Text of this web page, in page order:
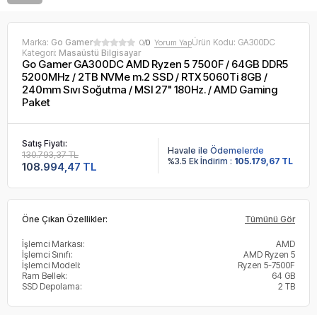
Marka: Go Gamer 0/0 Yorum YapÜrün Kodu: GA300DC
Kategori: Masaüstü Bilgisayar
Go Gamer GA300DC AMD Ryzen 5 7500F / 64GB DDR5
5200MHz / 2TB NVMe m.2 SSD / RTX 5060Ti 8GB /
240mm Sıvı Soğutma / MSI 27" 180Hz. / AMD Gaming
Paket
Satış Fiyatı:
108.994,47 TL
130.793,37 TL
Havale ile Ödemelerde
%3.5 Ek İndirim : 105.179,67 TL
Öne Çıkan Özellikler: Tümünü Gör
İşlemci Markası:
AMD
İşlemci Sınıfı:
AMD Ryzen 5
İşlemci Modeli:
Ryzen 5-7500F
Ram Bellek:
64 GB
SSD Depolama:
2 TB